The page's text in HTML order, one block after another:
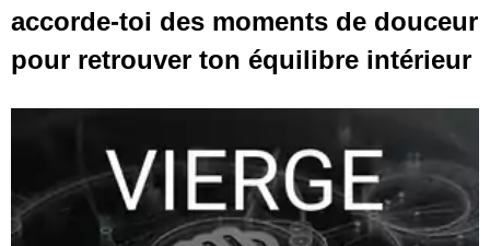
accorde-toi des moments de douceur
pour retrouver ton équilibre intérieur